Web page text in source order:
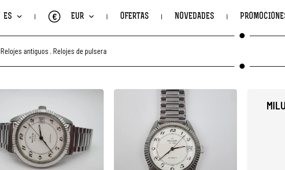
ES EUR
€ OFERTAS NOVEDADES
Relojes antiguos Relojes de pulsera